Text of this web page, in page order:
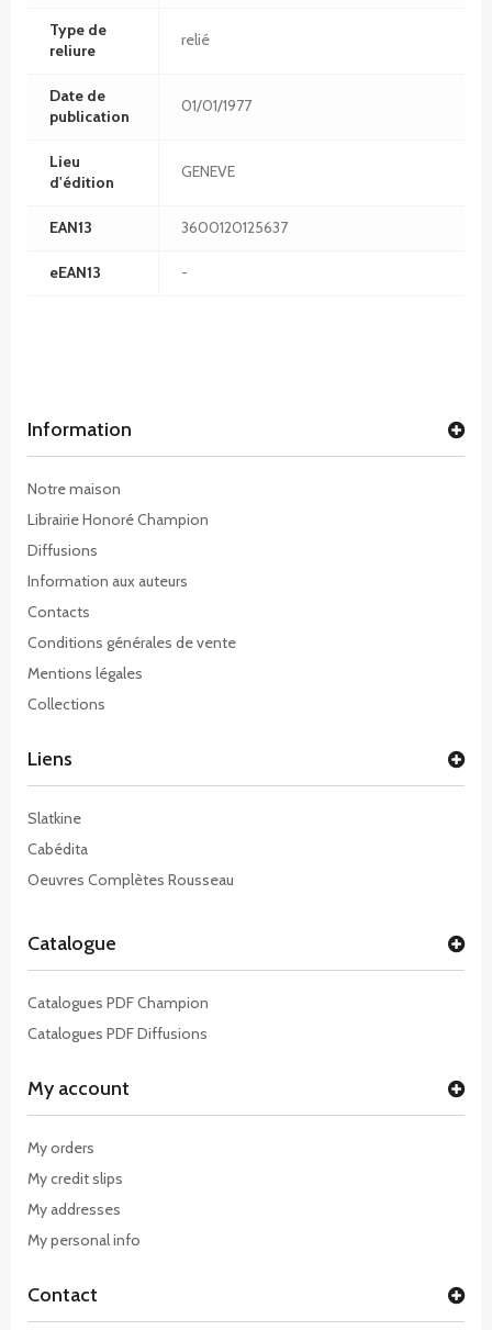
Type de
reliure
relié
Date de
publication
01/01/1977
Lieu
d'édition
GENEVE
EAN13 3600120125637
eEAN13 -
Information
Notre maison
Librairie Honoré Champion
Diffusions
Information aux auteurs
Contacts
Conditions générales de vente
Mentions légales
Collections
Liens
Slatkine
Cabédita
Oeuvres Complètes Rousseau
Catalogue
Catalogues PDF Champion
Catalogues PDF Diffusions
My account
My orders
My credit slips
My addresses
My personal info
Contact